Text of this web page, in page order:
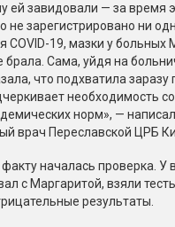
ей завидовали — за время
не зарегистрировано ни
COVID-19, мазки у больных
брала. Сама, уйдя на
что подхватила заразу
необходимость
норм», —
врач Переславской ЦРБ
началась проверка. У
с Маргаритой, взяли
результаты.